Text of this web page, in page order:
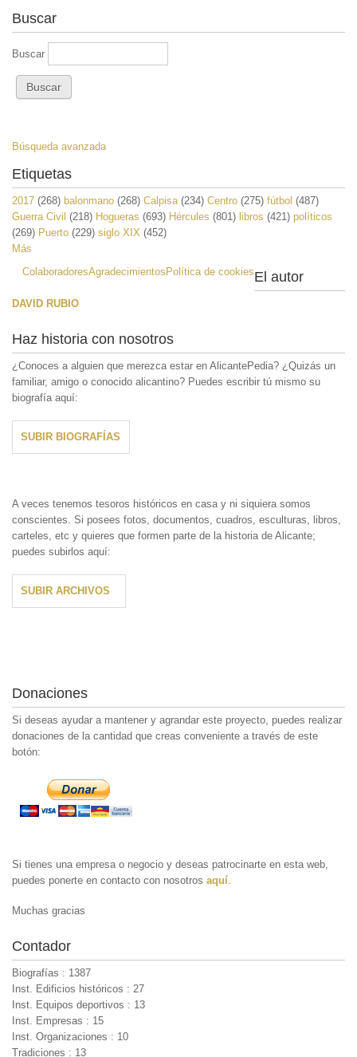
Buscar
Buscar
Búsqueda avanzada
Etiquetas
2017 (268) balonmano (268) Calpisa(234) Centro (275) fútbol (487)
Guerra Civil (218) Hogueras (693) Hércules (801) libros (421) políticos
(269) Puerto (229) siglo XIX (452)
Más
ColaboradoresAgradecimientosPolítica de cookiesEl autor
DAVID RUBIO
Haz historia con nosotros
¿Conoces a alguien que merezca estar en AlicantePedia? ¿Quizás un
familiar, amigo o conocido alicantino? Puedes escribir tú mismo su
biografía aquí:
SUBIR BIOGRAFÍAS
A veces tenemos tesoros históricos en casa y ni siquiera somos
conscientes. Si posees fotos, documentos, cuadros, esculturas, libros,
carteles, etc y quieres que formen parte de la historia de Alicante;
puedes subirlos aquí:
SUBIR ARCHIVOS
Donaciones
Si deseas ayudar a mantener y agrandar este proyecto, puedes realizar
donaciones de la cantidad que creas conveniente a través de este
botón:
Si tienes una empresa o negocio y deseas patrocinarte en esta web,
puedes ponerte en contacto con nosotros aquí
Muchas gracias
Contador
Biografías : 1387
Inst. Edificios históricos : 27
Inst. Equipos deportivos : 13
Inst. Empresas : 15
Inst. Organizaciones : 10
Tradiciones : 13